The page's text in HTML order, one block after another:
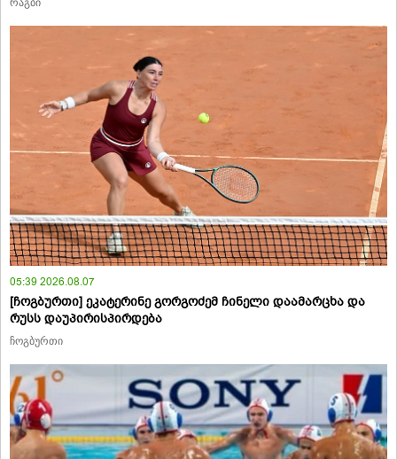
რაგბი
05:39 2026.08.07
[ჩოგბურთი] ეკატერინე გორგოძემ ჩინელი დაამარცხა და
რუსს დაუპირისპირდება
ჩოგბურთი